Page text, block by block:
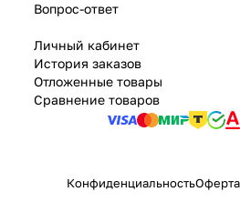
Вопрос-ответ
Личный кабинет
История заказов
Отложенные товары
Сравнение товаров
КонфиденциальностьОферта